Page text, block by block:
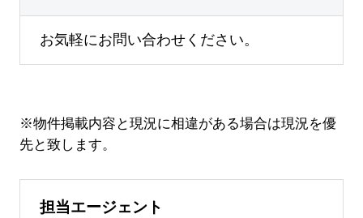
お気軽にお問い合わせください。
※物件掲載内容と現況に相違がある場合は現況を優
先と致します。
担当エージェント